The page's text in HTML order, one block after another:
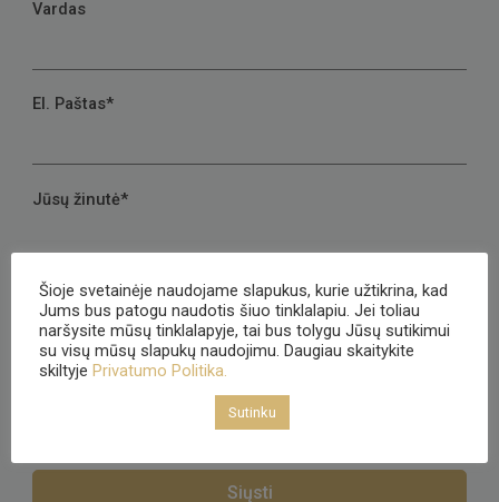
Vardas
El. Paštas*
Jūsų žinutė*
Sutinku, kad mano asmeniniai duomenys būtų
tvarkomi pagal internetinės svetainės privatumo politiką
Šioje svetainėje naudojame slapukus, kurie užtikrina, kad
Jums bus patogu naudotis šiuo tinklalapiu. Jei toliau
naršysite mūsų tinklalapyje, tai bus tolygu Jūsų sutikimui
su visų mūsų slapukų naudojimu. Daugiau skaitykite
skiltyje Privatumo Politika.
Sutinku